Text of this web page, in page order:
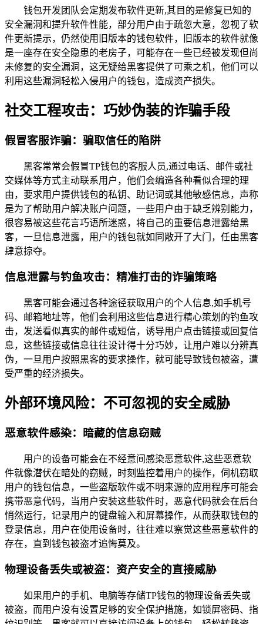
钱包开发团队会定期发布软件更新,其目的是修复已知的
安全漏洞和提升软件性能，部分用户由于疏忽大意，忽视了软
件更新提示，仍然使用旧版本的钱包软件，旧版本的软件就像
是一座存在安全隐患的老房子，可能存在一些已经被发现但尚
未修复的安全漏洞，这无疑给黑客提供了可乘之机，他们可以
利用这些漏洞轻松入侵用户的钱包，造成资产损失。
社交工程攻击：巧妙伪装的诈骗手段
假冒客服诈骗：骗取信任的陷阱
黑客常常会假冒TP钱包的客服人员,通过电话、邮件或社
交媒体等方式主动联系用户，他们会编造各种看似合理的理
由，要求用户提供钱包的私钥、助记词或其他敏感信息，声称
是为了帮助用户解决账户问题，一些用户由于缺乏辨别能力，
很容易被这些花言巧语所迷惑，将自己的重要信息泄露给黑
客，一旦信息泄露，用户的钱包就如同敞开了大门，任由黑客
肆意掠夺。
信息泄露与钓鱼攻击：精准打击的诈骗策略
黑客可能会通过各种途径获取用户的个人信息,如手机号
码、邮箱地址等，他们会利用这些信息进行精心策划的钓鱼攻
击，发送看似真实的邮件或短信，诱导用户点击链接或回复信
息，这些链接或信息往往设计得十分巧妙，让用户难以分辨真
伪，一旦用户按照黑客的要求操作，就可能导致钱包被盗，遭
受严重的经济损失。
外部环境风险：不可忽视的安全威胁
恶意软件感染：暗藏的信息窃贼
用户的设备可能会在不经意间感染恶意软件,这些恶意软
件就像潜伏在暗处的窃贼，时刻监控着用户的操作，伺机窃取
用户的钱包信息，一些盗版软件或不明来源的应用程序可能会
携带恶意代码，当用户安装这些软件时，恶意代码就会在后台
悄然运行，记录用户的键盘输入和屏幕操作，从而获取钱包的
登录信息，用户在使用设备时，往往难以察觉这些恶意软件的
存在，直到钱包被盗才追悔莫及。
物理设备丢失或被盗：资产安全的直接威胁
如果用户的手机、电脑等存储TP钱包的物理设备丢失或
被盗，而用户没有设置足够的安全保护措施，如锁屏密码、指